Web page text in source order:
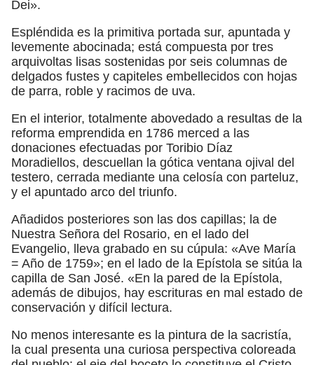
Dei».
Espléndida es la primitiva portada sur, apuntada y
levemente abocinada; está compuesta por tres
arquivoltas lisas sostenidas por seis columnas de
delgados fustes y capiteles embellecidos con hojas
de parra, roble y racimos de uva.
En el interior, totalmente abovedado a resultas de la
reforma emprendida en 1786 merced a las
donaciones efectuadas por Toribio Díaz
Moradiellos, descuellan la gótica ventana ojival del
testero, cerrada mediante una celosía con parteluz,
y el apuntado arco del triunfo.
Añadidos posteriores son las dos capillas; la de
Nuestra Señora del Rosario, en el lado del
Evangelio, lleva grabado en su cúpula: «Ave María
= Año de 1759»; en el lado de la Epístola se sitúa la
capilla de San José. «En la pared de la Epístola,
además de dibujos, hay escrituras en mal estado de
conservación y difícil lectura.
No menos interesante es la pintura de la sacristía,
la cual presenta una curiosa perspectiva coloreada